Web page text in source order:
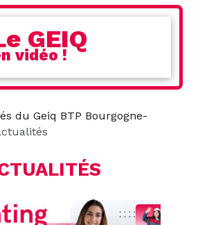
GEIQ
vidéo !
du Geiq BTP Bourgogne-